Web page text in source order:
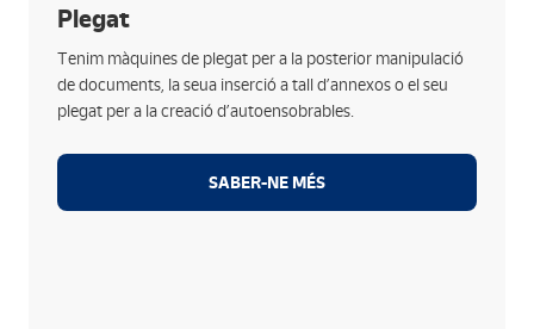
Plegat
Tenim màquines de plegat per a la posterior manipulació
de documents, la seua inserció a tall d’annexos o el seu
plegat per a la creació d’autoensobrables.
SABER-NE MÉS
Plegat automàtic de fins a 4 cossos en una sola
passada per a resultats de qualitat i precisió.
Realització de documents d'auto-ensobrament amb
documents o sobres.